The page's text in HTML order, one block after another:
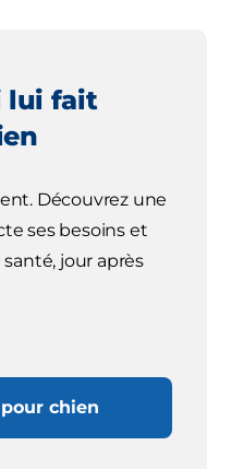
lui fait
Découvrez une
ses besoins et
santé, jour après
chien